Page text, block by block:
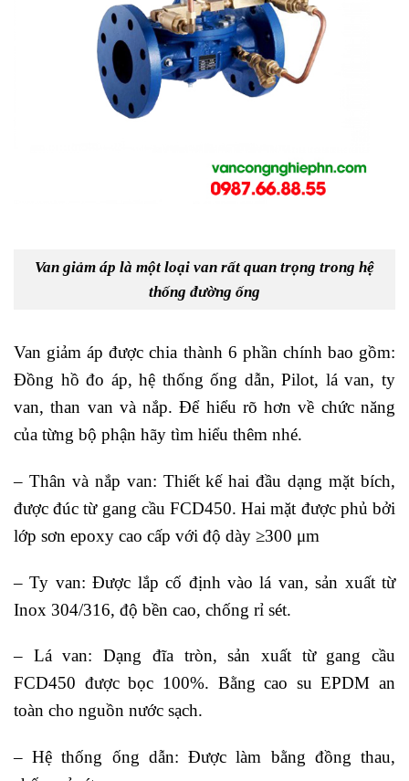
Van giảm áp là một loại van rất quan trọng trong hệ
thống đường ống
Van giảm áp được chia thành 6 phần chính bao gồm:
Đồng hồ đo áp, hệ thống ống dẫn, Pilot, lá van, ty
van, than van và nắp. Để hiểu rõ hơn về chức năng
của từng bộ phận hãy tìm hiểu thêm nhé.
– Thân và nắp van: Thiết kế hai đầu dạng mặt bích,
được đúc từ gang cầu FCD450. Hai mặt được phủ bởi
lớp sơn epoxy cao cấp với độ dày ≥300 μm
– Ty van: Được lắp cố định vào lá van, sản xuất từ
Inox 304/316, độ bền cao, chống rỉ sét.
– Lá van: Dạng đĩa tròn, sản xuất từ gang cầu
FCD450 được bọc 100%. Bằng cao su EPDM an
toàn cho nguồn nước sạch.
– Hệ thống ống dẫn: Được làm bằng đồng thau,